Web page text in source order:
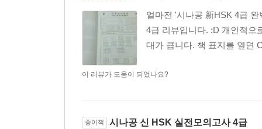
얼마전 '시나공 新HSK 4급
4급 리뷰입니다. :D 개인적으
대가 큽니다. 책 표지를 열면
이 리뷰가 도움이 되었나요?
종이책 시나공 신 HSK 실전모의고사 4급